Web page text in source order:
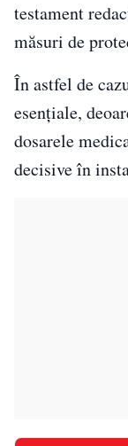
testament
măsuri de
În astfel de
esențiale,
dosarele
decisive în